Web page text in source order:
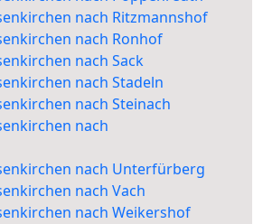
nach Ritzmannshof
nach Ronhof
nach Sack
nach Stadeln
nach Steinach
nach
nach Unterfürberg
nach Vach
nach Weikershof